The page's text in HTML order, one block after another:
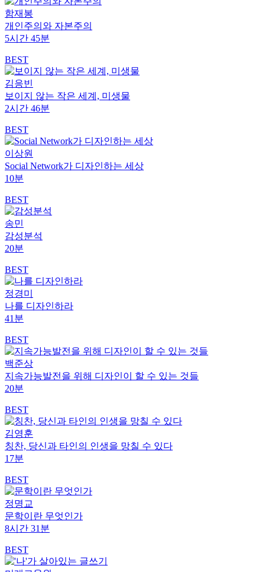
함재봉
개인주의와 자본주의
5시간 45분
BEST
김응빈
보이지 않는 작은 세계, 미생물
2시간 46분
BEST
이상원
Social Network가 디자인하는 세상
10분
BEST
송민
감성분석
20분
BEST
정경미
나를 디자인하라
41분
BEST
백준상
지속가능발전을 위해 디자인이 할 수 있는 것들
20분
BEST
김영훈
칭찬, 당신과 타인의 인생을 망칠 수 있다
17분
BEST
정명교
문학이란 무엇인가
8시간 31분
BEST